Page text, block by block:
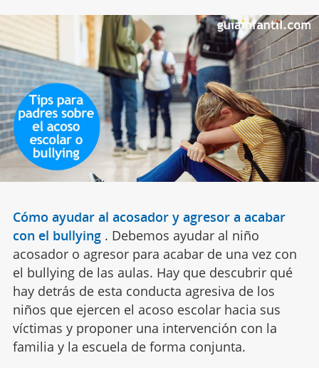
Cómo ayudar al acosador y agresor a acabar
con el bullying . Debemos ayudar al niño
acosador o agresor para acabar de una vez con
el bullying de las aulas. Hay que descubrir qué
hay detrás de esta conducta agresiva de los
niños que ejercen el acoso escolar hacia sus
víctimas y proponer una intervención con la
familia y la escuela de forma conjunta.